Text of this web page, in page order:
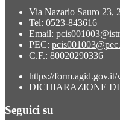
Via Nazario Sauro 23,
Tel: 0523-843616
Email:
PEC:
C.F.: 80020290336
https://
DICHIARAZIONE
Seguici su